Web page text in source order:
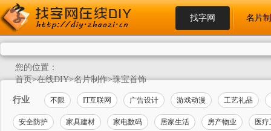
找字网 名片
您的位置：
首页>在线DIY>名片制作>珠宝首饰
行业 不限 IT互联网 广告设计 游戏动漫 工艺礼品
安全防护 家具建材 家电数码 居家生活 房产物业 医